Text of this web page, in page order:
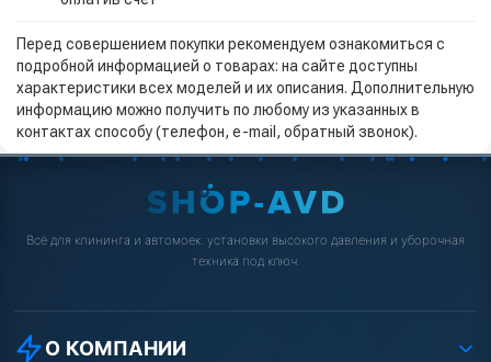
Перед совершением покупки рекомендуем ознакомиться с
подробной информацией о товарах: на сайте доступны
характеристики всех моделей и их описания. Дополнительную
информацию можно получить по любому из указанных в
контактах способу (телефон, e-mail, обратный звонок).
Всё для клининга и автомоек: установки высокого давления и уборочная
техника под ключ.
О КОМПАНИИ